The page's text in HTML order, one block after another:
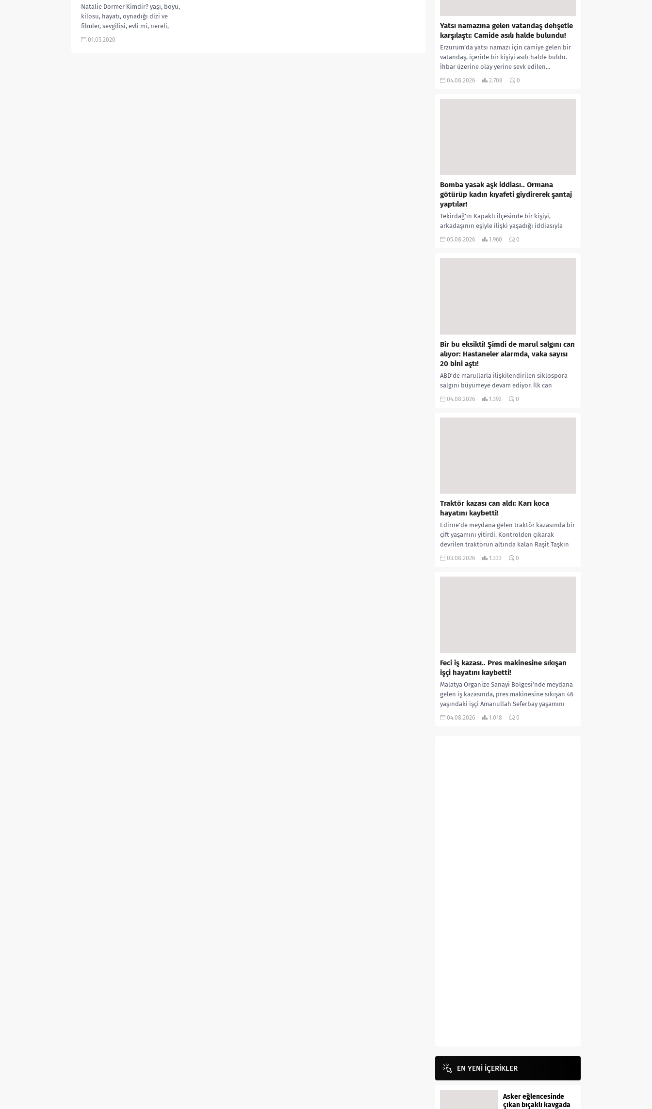
Natalie Dormer Kimdir? yaşı, boyu,
kilosu, hayatı, oynadığı dizi ve
filmler, sevgilisi, evli mi, nereli,
instagram hesabı, Game Of
01.05.2020
Yatsı namazına gelen vatandaş dehşetle
karşılaştı: Camide asılı halde bulundu!
Erzurum’da yatsı namazı için camiye gelen bir
vatandaş, içeride bir kişiyi asılı halde buldu.
İhbar üzerine olay yerine sevk edilen...
04.08.2026 2.708 0
Bomba yasak aşk iddiası.. Ormana
götürüp kadın kıyafeti giydirerek şantaj
yaptılar!
Tekirdağ’ın Kapaklı ilçesinde bir kişiyi,
arkadaşının eşiyle ilişki yaşadığı iddiasıyla
ormanlık alana götürerek zorla kadın
05.08.2026 1.960 0
Bir bu eksikti! Şimdi de marul salgını can
alıyor: Hastaneler alarmda, vaka sayısı
20 bini aştı!
ABD’de marullarla ilişkilendirilen siklospora
salgını büyümeye devam ediyor. İlk can
kayıplarının yaşandığı salgında vaka sayısının
04.08.2026 1.392 0
Traktör kazası can aldı: Karı koca
hayatını kaybetti!
Edirne’de meydana gelen traktör kazasında bir
çift yaşamını yitirdi. Kontrolden çıkarak
devrilen traktörün altında kalan Raşit Taşkın
ile eşi Fatma...
03.08.2026 1.333 0
Feci iş kazası.. Pres makinesine sıkışan
işçi hayatını kaybetti!
Malatya Organize Sanayi Bölgesi’nde meydana
gelen iş kazasında, pres makinesine sıkışan 46
yaşındaki işçi Amanullah Seferbay yaşamını
yitirdi. Olayla ilgili...
04.08.2026 1.018 0
EN YENİ İÇERİKLER
Asker eğlencesinde
çıkan bıçaklı kavgada